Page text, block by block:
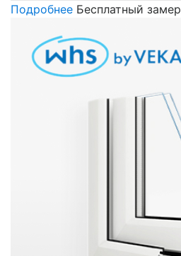
Подробнее Бесплатный замер